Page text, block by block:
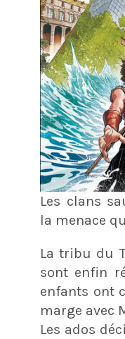
Les clans
la menace
La tribu du
sont enfin
enfants ont
marge avec
Les ados